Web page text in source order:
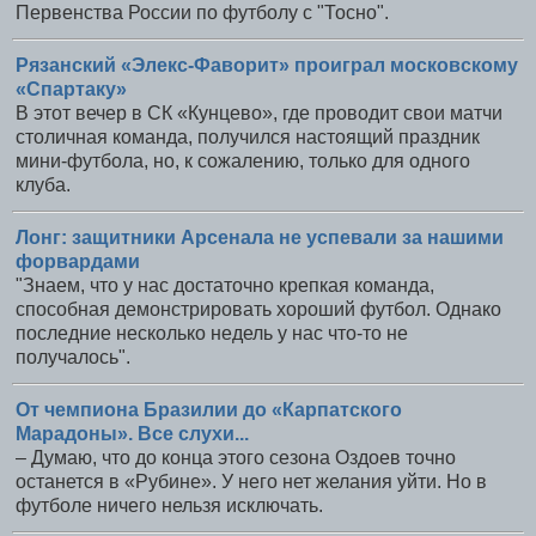
Первенства России по футболу с "Тосно".
Рязанский «Элекс-Фаворит» проиграл московскому
«Спартаку»
В этот вечер в СК «Кунцево», где проводит свои матчи
столичная команда, получился настоящий праздник
мини-футбола, но, к сожалению, только для одного
клуба.
Лонг: защитники Арсенала не успевали за нашими
форвардами
"Знаем, что у нас достаточно крепкая команда,
способная демонстрировать хороший футбол. Однако
последние несколько недель у нас что-то не
получалось".
От чемпиона Бразилии до «Карпатского
Марадоны». Все слухи...
– Думаю, что до конца этого сезона Оздоев точно
останется в «Рубине». У него нет желания уйти. Но в
футболе ничего нельзя исключать.